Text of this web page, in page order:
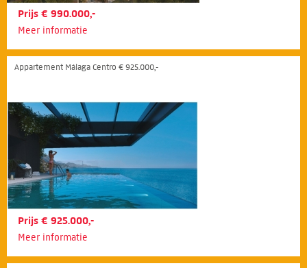
Prijs € 990.000,-
Meer informatie
Appartement Málaga Centro € 925.000,-
Prijs € 925.000,-
Meer informatie